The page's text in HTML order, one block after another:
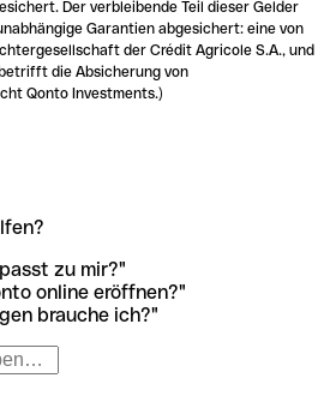
Der verbleibende Teil dieser Gelder
Garantien abgesichert: eine von
der Crédit Agricole S.A., und
die Absicherung von
Qonto Investments.)
zu mir?"
online eröffnen?"
brauche ich?"